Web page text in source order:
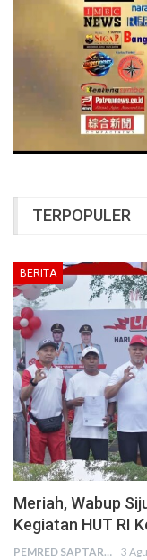
TERPOPULER
BERITA
Meriah, Wabup
Kegiatan HUT RI
PEMRED SAPTARIUS 3